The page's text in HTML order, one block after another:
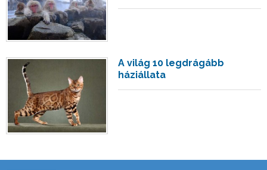
A világ 10 legdrágább
háziállata